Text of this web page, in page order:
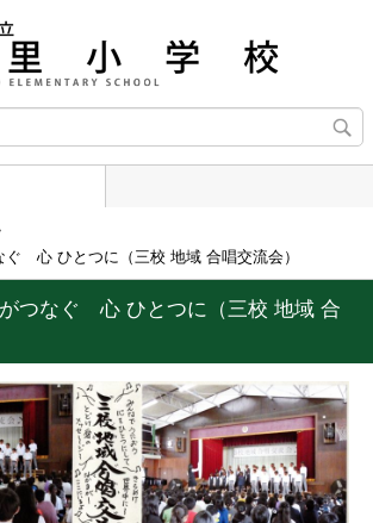
心 ひとつに（三校 地域 合唱交流会）
つなぐ 心 ひとつに（三校 地域 合